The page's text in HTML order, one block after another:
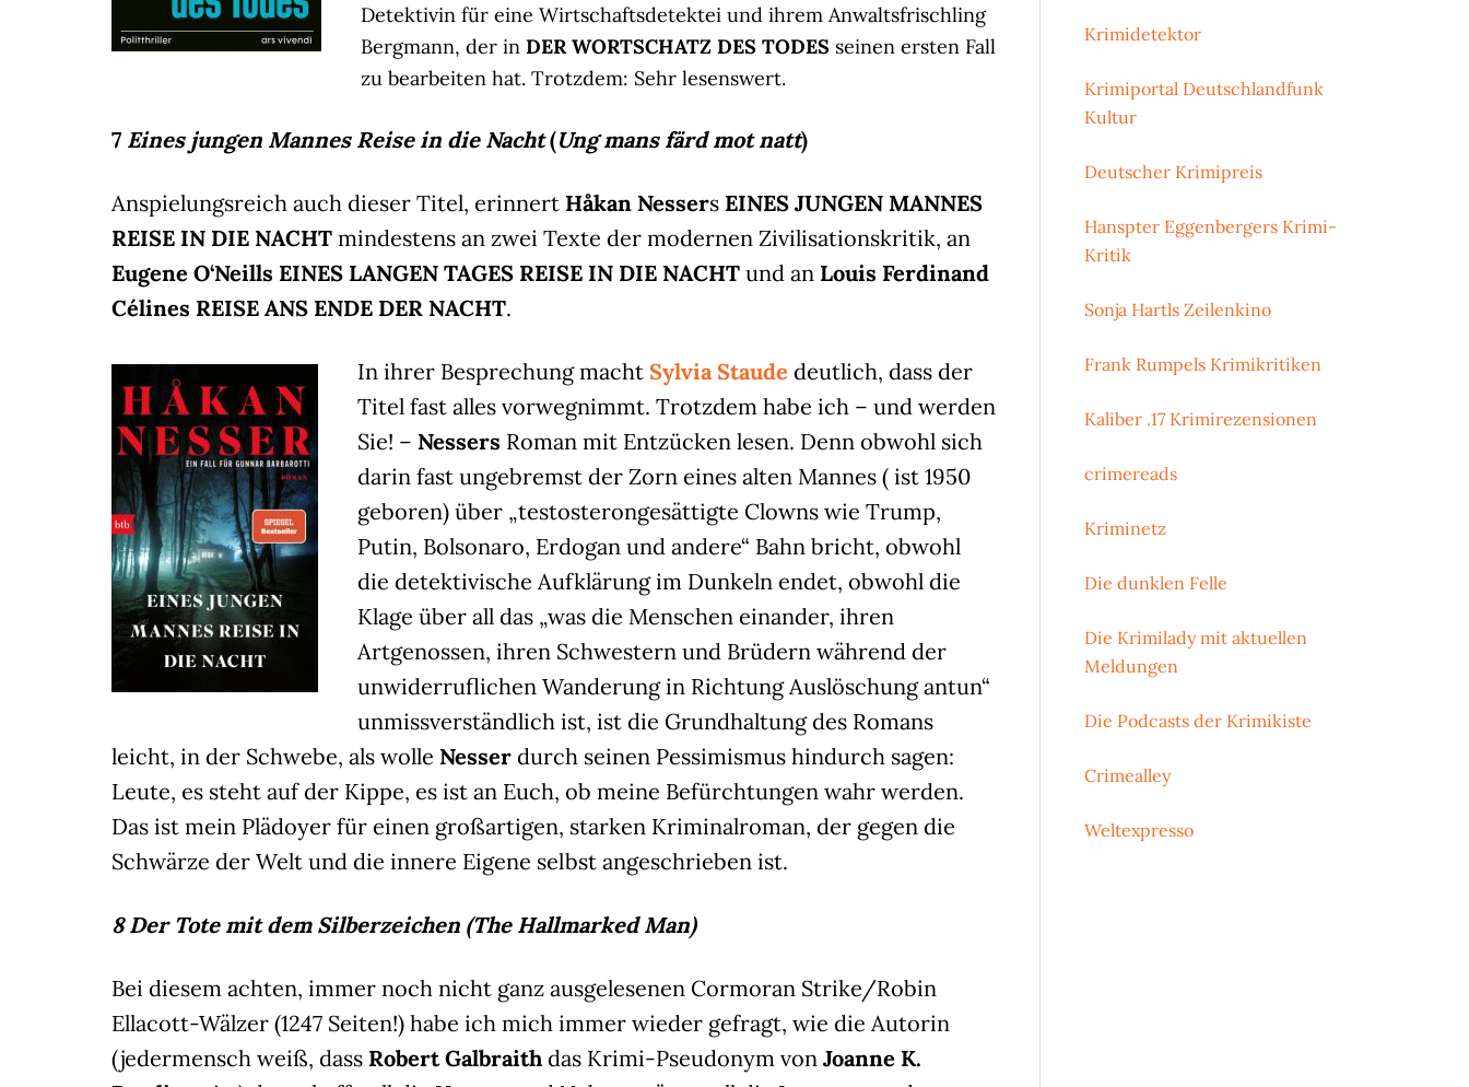
Detektivin für eine Wirtschaftsdetektei und ihrem Anwaltsfrischling
Bergmann, der in DER WORTSCHATZ DES TODES seinen ersten Fall
zu bearbeiten hat. Trotzdem: Sehr lesenswert.
7 Eines jungen Mannes Reise in die Nacht(Ung mans färd mot natt)
Anspielungsreich auch dieser Titel, erinnert Håkan Nessers EINES JUNGEN MANNES
REISE IN DIE NACHT mindestens an zwei Texte der modernen Zivilisationskritik, an
Eugene O‘Neills EINES LANGEN TAGES REISE IN DIE NACHT und an Louis Ferdinand
Célines REISE ANS ENDE DER NACHT.
In ihrer Besprechung macht Sylvia Staude deutlich, dass der
Titel fast alles vorwegnimmt. Trotzdem habe ich – und werden
Sie! – Nessers Roman mit Entzücken lesen. Denn obwohl sich
darin fast ungebremst der Zorn eines alten Mannes ( ist 1950
geboren) über „testosterongesättigte Clowns wie Trump,
Putin, Bolsonaro, Erdogan und andere“ Bahn bricht, obwohl
die detektivische Aufklärung im Dunkeln endet, obwohl die
Klage über all das „was die Menschen einander, ihren
Artgenossen, ihren Schwestern und Brüdern während der
unwiderruflichen Wanderung in Richtung Auslöschung antun“
unmissverständlich ist, ist die Grundhaltung des Romans
leicht, in der Schwebe, als wolle Nesser durch seinen Pessimismus hindurch sagen:
Leute, es steht auf der Kippe, es ist an Euch, ob meine Befürchtungen wahr werden.
Das ist mein Plädoyer für einen großartigen, starken Kriminalroman, der gegen die
Schwärze der Welt und die innere Eigene selbst angeschrieben ist.
8 Der Tote mit dem Silberzeichen (The Hallmarked Man)
Bei diesem achten, immer noch nicht ganz ausgelesenen Cormoran Strike/Robin
Ellacott-Wälzer (1247 Seiten!) habe ich mich immer wieder gefragt, wie die Autorin
(jedermensch weiß, dass Robert Galbraith das Krimi-Pseudonym von Joanne K.
Krimidetektor
Krimiportal Deutschlandfunk
Kultur
Deutscher Krimipreis
Hanspter Eggenbergers Krimi-
Kritik
Sonja Hartls Zeilenkino
Frank Rumpels Krimikritiken
Kaliber .17 Krimirezensionen
crimereads
Kriminetz
Die dunklen Felle
Die Krimilady mit aktuellen
Meldungen
Die Podcasts der Krimikiste
Crimealley
Weltexpresso